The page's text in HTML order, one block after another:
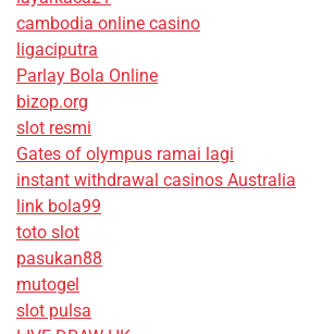
cambodia online casino
ligaciputra
Parlay Bola Online
bizop.org
slot resmi
Gates of olympus ramai lagi
instant withdrawal casinos Australia
link bola99
toto slot
pasukan88
mutogel
slot pulsa